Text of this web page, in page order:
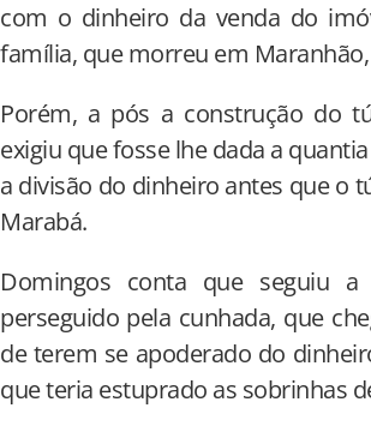
com o dinheiro da venda do
família, que morreu em
Porém, a pós a construção do
exigiu que fosse lhe dada a
a divisão do dinheiro antes que o
Marabá.
Domingos conta que seguiu
perseguido pela cunhada, que
de terem se apoderado do
que teria estuprado as sobrinhas